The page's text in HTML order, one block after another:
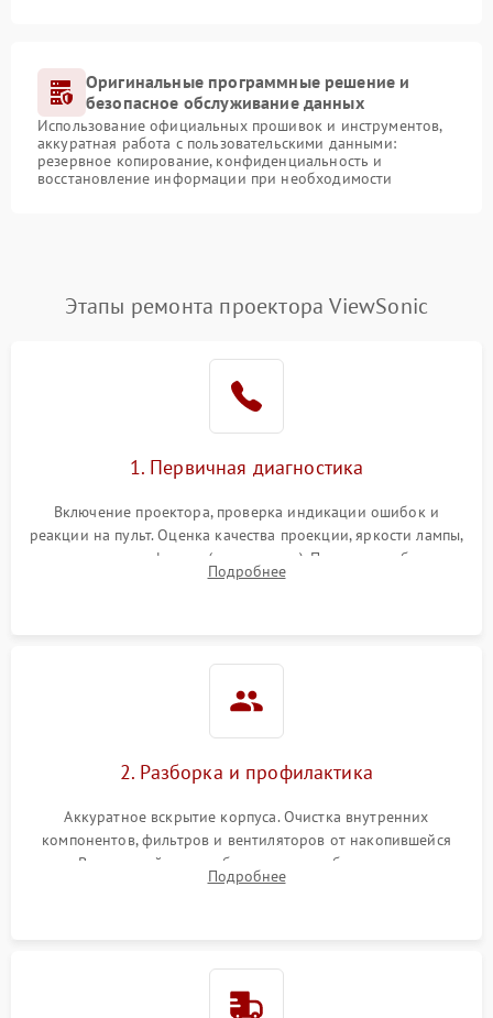
Оригинальные программные решение и
безопасное обслуживание данных
Использование официальных прошивок и инструментов,
аккуратная работа с пользовательскими данными:
резервное копирование, конфиденциальность и
восстановление информации при необходимости
Этапы ремонта проектора ViewSonic
1. Первичная диагностика
Включение проектора, проверка индикации ошибок и
реакции на пульт. Оценка качества проекции, яркости лампы,
наличия артефактов (точки, пятна). Проверка работы
системы охлаждения по уровню шума вентиляторов.
Подробнее
2. Разборка и профилактика
Аккуратное вскрытие корпуса. Очистка внутренних
компонентов, фильтров и вентиляторов от накопившейся
пыли. Визуальный осмотр блока питания, балласта лампы и
материнской платы на наличие прогаров или вздутых
Подробнее